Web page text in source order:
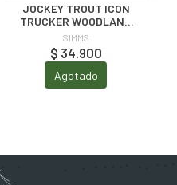
JOCKEY TROUT ICON
TRUCKER WOODLAND
CAMO
SIMMS
$ 34.900
Agotado